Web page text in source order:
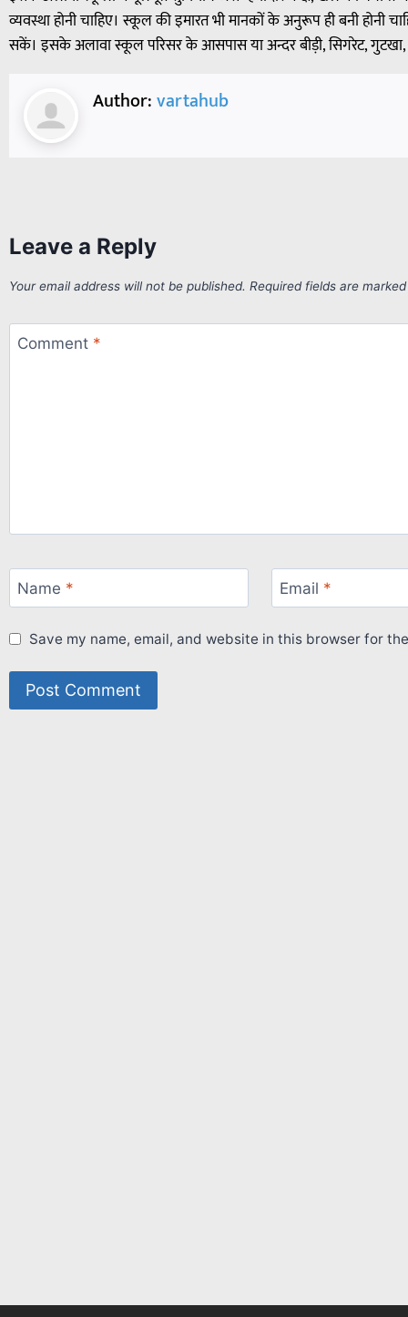
व्यवस्था होनी चाहिए। स्कूल की इमारत भी मानकों के अनुरूप ही बनी होनी
सकें। इसके अलावा स्कूल परिसर के आसपास या अन्दर बीड़ी, सिगरेट, गुटखा,
Author:vartahub
Leave a Reply
Your email address will not be published. Required fields are
Comment *
Name * Email *
Save my name, email, and website in this browser for